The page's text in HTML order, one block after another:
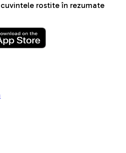
rostite în rezumate